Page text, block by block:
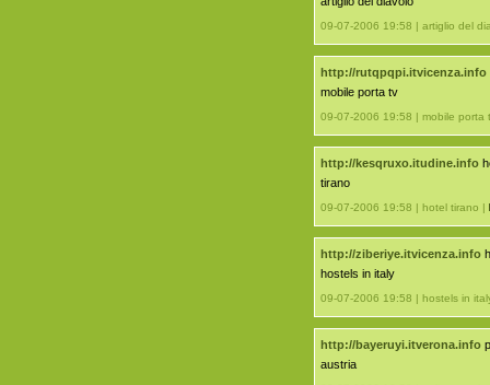
09-07-2006 19:58 | artiglio del
http://rutqpqpi.itvicenza.info
mobile porta tv
09-07-2006 19:58 | mobile porta
http://kesqruxo.itudine.info
tirano
09-07-2006 19:58 | hotel tirano |
http://ziberiye.itvicenza.info
hostels in italy
09-07-2006 19:58 | hostels in
http://bayeruyi.itverona.info
austria